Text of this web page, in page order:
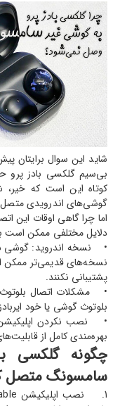
شاید این سوال برایتان
بی‌سیم گلکسی بادز پرو
کوتاه این است که خیر،
گوشی‌های اندرویدی متصل
اما چرا گاهی اوقات این
دلایل مختلفی ممکن است
نسخه‌های قدیمی‌تر ممکن
پشتیبانی نکنند.
• مشکلات اتصال
بلوتوث گوشی یا خود
بهره‌مندی کامل از
چگونه گلکسی
سامسونگ متصل